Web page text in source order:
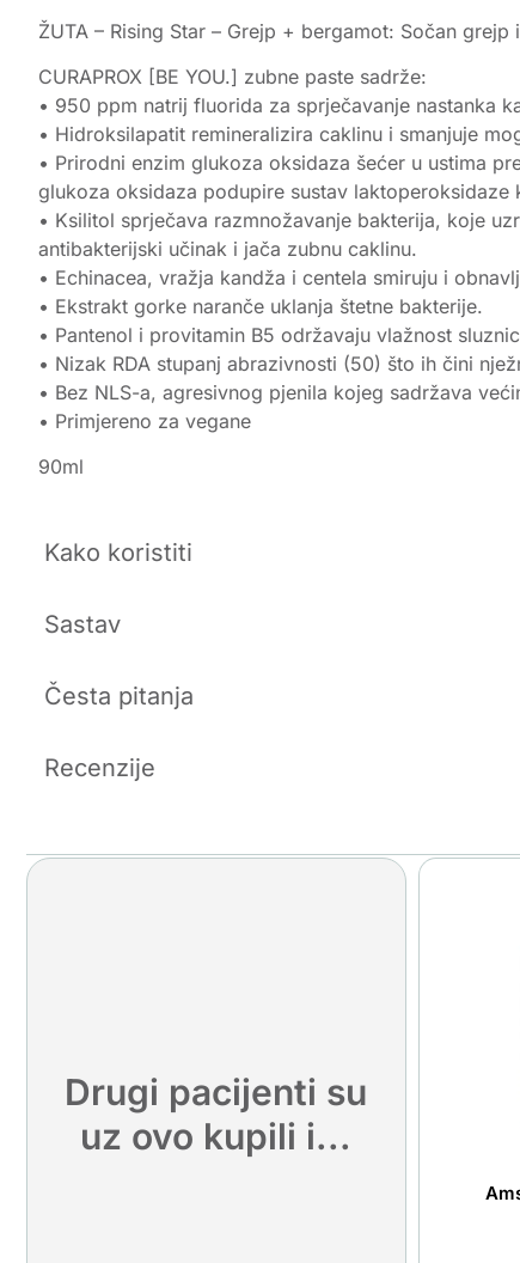
ŽUTA – Rising Star – Grejp + bergamot: Sočan
CURAPROX [BE YOU.] zubne paste sadrže:
• 950 ppm natrij fluorida za sprječavanje nastanka
• Hidroksilapatit remineralizira caklinu i smanjuje
• Prirodni enzim glukoza oksidaza šećer u ustima
glukoza oksidaza podupire sustav
• Ksilitol sprječava razmnožavanje bakterija, koje
antibakterijski učinak i jača zubnu caklinu.
• Echinacea, vražja kandža i centela smiruju i
• Ekstrakt gorke naranče uklanja štetne bakterije.
• Pantenol i provitamin B5 održavaju vlažnost
• Nizak RDA stupanj abrazivnosti (50) što ih čini
• Bez NLS-a, agresivnog pjenila kojeg sadržava
• Primjereno za vegane
90ml
Kako koristiti
Sastav
Česta pitanja
Recenzije
Drugi pacijenti su
uz ovo kupili i...